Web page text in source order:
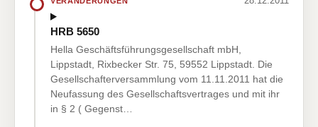
HRB 5650
Hella Geschäftsführungsgesellschaft mbH,
Lippstadt, Rixbecker Str. 75, 59552 Lippstadt. Die
Gesellschafterversammlung vom 11.11.2011 hat die
Neufassung des Gesellschaftsvertrages und mit ihr
in § 2 ( Gegenst…